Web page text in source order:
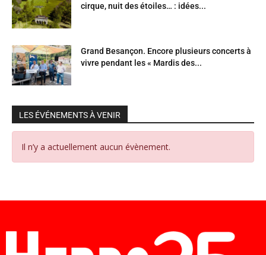
cirque, nuit des étoiles… : idées...
Grand Besançon. Encore plusieurs concerts à
vivre pendant les « Mardis des...
LES ÉVÉNEMENTS À VENIR
Il n’y a actuellement aucun évènement.